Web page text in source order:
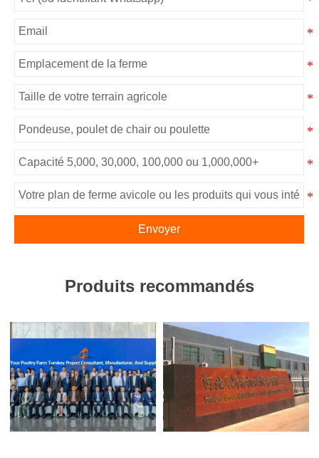
Envoyer
Produits recommandés